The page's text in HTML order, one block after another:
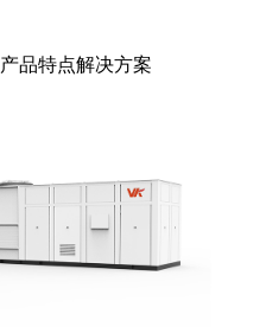
产品特点解决方案